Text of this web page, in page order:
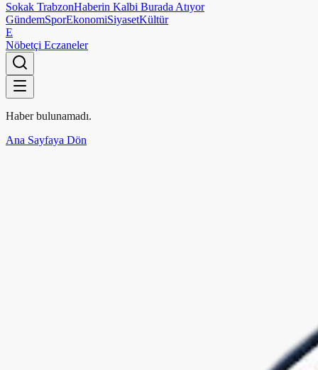
Sokak TrabzonHaberin Kalbi Burada Atıyor
GündemSporEkonomiSiyasetKültür
E
Nöbetçi Eczaneler
Haber bulunamadı.
Ana Sayfaya Dön